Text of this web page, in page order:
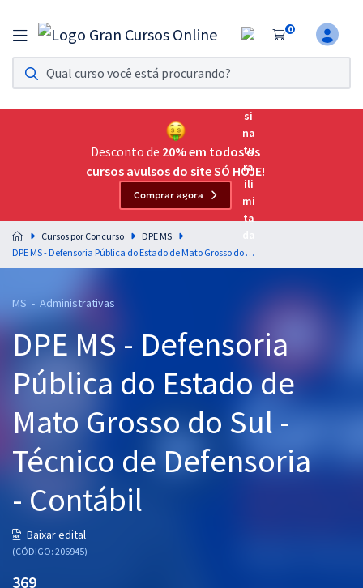
0
Assinatura Ilimitada 11
Acesso a todos os cursos. Teste grátis por 7 dias!
Assinatura OAB Até Passar
Acesso ilimitado a toda preparação para o Exame da
Residências Multiprofissionais
Preparação completa e intensiva para as principais
residências em saúde do Brasil
Cursos 20% OFF
Pós
Graduação
OAB
Questões grátis
Desconto de 20% em todos os
cursos avulsos do site SÓ HOJE!
Comprar agora
Cursos por Concurso
DPE MS
DPE MS - Defensoria Pública do Estado de Mato Grosso do Sul - Técnico de Defensoria - Contábil
MS - Administrativas
DPE MS - Defensoria
Pública do Estado de
Mato Grosso do Sul -
Técnico de Defensoria
- Contábil
Baixar edital
(CÓDIGO: 206945)
369